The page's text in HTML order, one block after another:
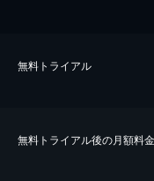
無料トライアル
無料トライアル後の⽉額料金